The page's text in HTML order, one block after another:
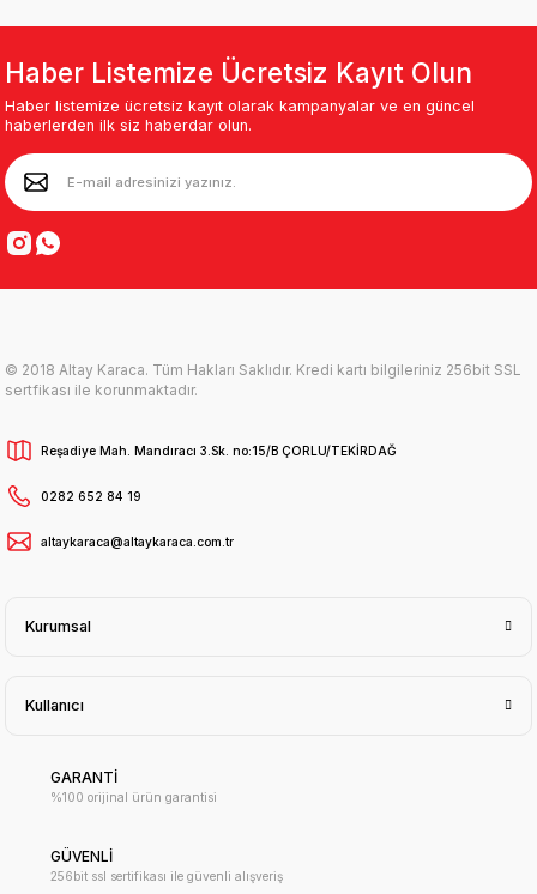
Haber Listemize Ücretsiz Kayıt Olun
Haber listemize ücretsiz kayıt olarak kampanyalar ve en güncel
haberlerden ilk siz haberdar olun.
© 2018 Altay Karaca. Tüm Hakları Saklıdır. Kredi kartı bilgileriniz 256bit SSL
sertfikası ile korunmaktadır.
Reşadiye Mah. Mandıracı 3.Sk. no:15/B ÇORLU/TEKİRDAĞ
0282 652 84 19
altaykaraca@altaykaraca.com.tr
Kurumsal
Kullanıcı
GARANTİ
%100 orijinal ürün garantisi
GÜVENLİ
256bit ssl sertifikası ile güvenli alışveriş